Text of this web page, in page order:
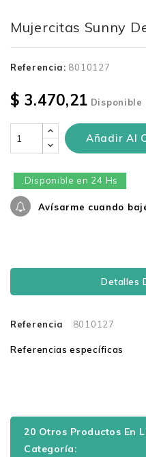
Mujercitas Sunny
Referencia: 8010127
$ 3.470,21 Disponible
Añadir Al
.Disponible en 24 Hs
Avísarme cuando
Detalles
Referencia 8010127
Referencias específicas
20 Otros Productos En
Categoría: